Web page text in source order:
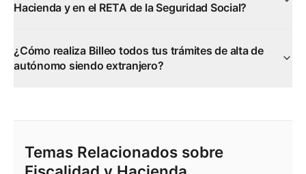
Hacienda y en el RETA de la Seguridad Social?
¿Cómo realiza Billeo todos tus trámites de alta de
autónomo siendo extranjero?
Temas Relacionados sobre